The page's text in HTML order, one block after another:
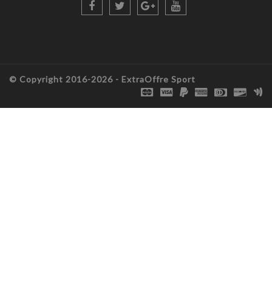
© Copyright 2016-2026 - ExtraOffre Sport